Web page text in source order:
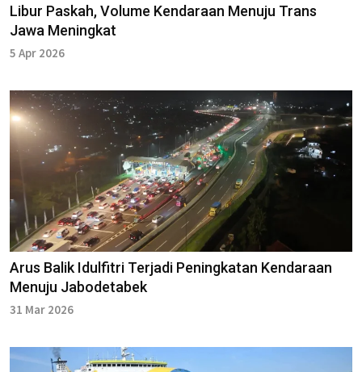
Libur Paskah, Volume Kendaraan Menuju Trans
Jawa Meningkat
5 Apr 2026
Arus Balik Idulfitri Terjadi Peningkatan Kendaraan
Menuju Jabodetabek
31 Mar 2026